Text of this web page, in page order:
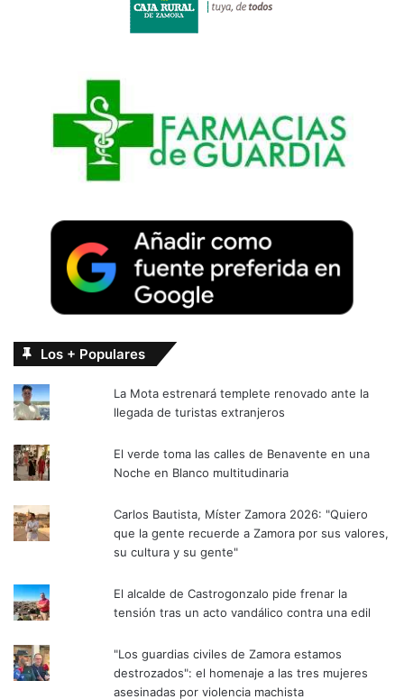
Los + Populares
La Mota estrenará templete renovado ante la
llegada de turistas extranjeros
El verde toma las calles de Benavente en una
Noche en Blanco multitudinaria
Carlos Bautista, Míster Zamora 2026: "Quiero
que la gente recuerde a Zamora por sus valores,
su cultura y su gente"
El alcalde de Castrogonzalo pide frenar la
tensión tras un acto vandálico contra una edil
"Los guardias civiles de Zamora estamos
destrozados": el homenaje a las tres mujeres
asesinadas por violencia machista